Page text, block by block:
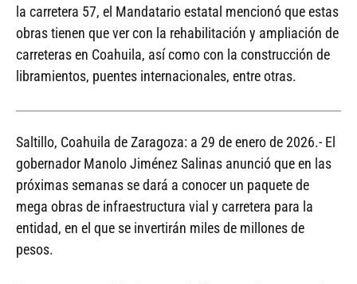
la carretera 57, el Mandatario estatal mencionó que estas
obras tienen que ver con la rehabilitación y ampliación de
carreteras en Coahuila, así como con la construcción de
libramientos, puentes internacionales, entre otras.
Saltillo, Coahuila de Zaragoza: a 29 de enero de 2026.- El
gobernador Manolo Jiménez Salinas anunció que en las
próximas semanas se dará a conocer un paquete de
mega obras de infraestructura vial y carretera para la
entidad, en el que se invertirán miles de millones de
pesos.